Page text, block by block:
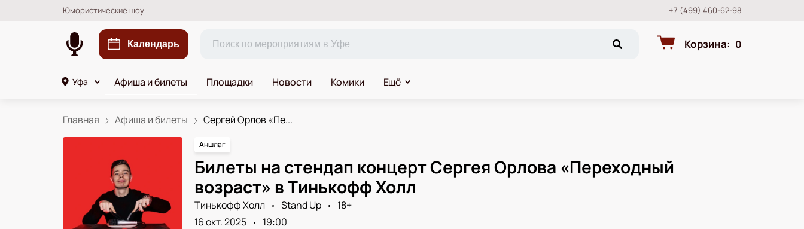
Юмористические шоу +7 (499) 460-62-98
Календарь Корзина: 0
Уфа Афиша и билеты Площадки Новости Комики Ещё
Главная Афиша и билеты Сергей Орлов «Пе...
Аншлаг
Билеты на стендап концерт Сергея Орлова «Переходный
возраст» в Тинькофф Холл
Тинькофф Холл Stand Up
18+
16 окт. 2025
19:00